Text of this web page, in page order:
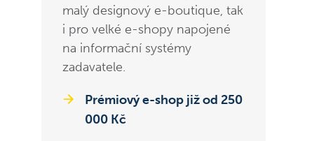
malý designový e-boutique, tak
i pro velké e-shopy napojené
na informační systémy
zadavatele.
Prémiový e-shop již od 250
000 Kč